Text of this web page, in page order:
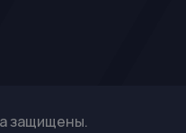
защищены.